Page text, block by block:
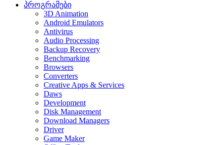
პროგრამები
3D Animation
Android Emulators
Antivirus
Audio Processing
Backup Recovery
Benchmarking
Browsers
Converters
Creative Apps & Services
Daws
Development
Disk Management
Download Managers
Driver
Game Maker